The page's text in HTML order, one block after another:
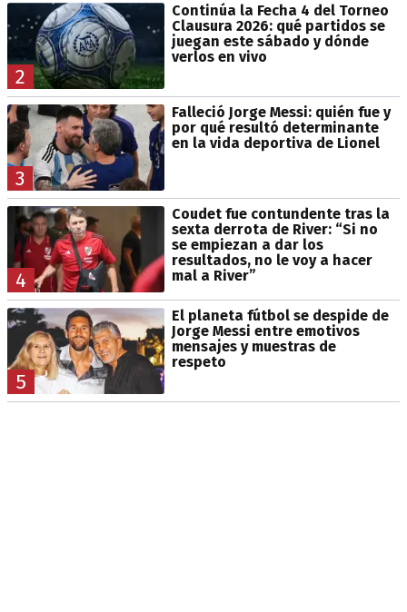
2
Continúa la Fecha 4 del Torneo
Clausura 2026: qué partidos se
juegan este sábado y dónde
verlos en vivo
3
Falleció Jorge Messi: quién fue y
por qué resultó determinante
en la vida deportiva de Lionel
4
Coudet fue contundente tras la
sexta derrota de River: “Si no
se empiezan a dar los
resultados, no le voy a hacer
mal a River”
5
El planeta fútbol se despide de
Jorge Messi entre emotivos
mensajes y muestras de
respeto